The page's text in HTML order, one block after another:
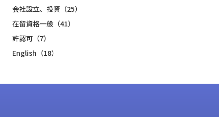
会社設立、投資（25）
在留資格一般（41）
許認可（7）
English（18）